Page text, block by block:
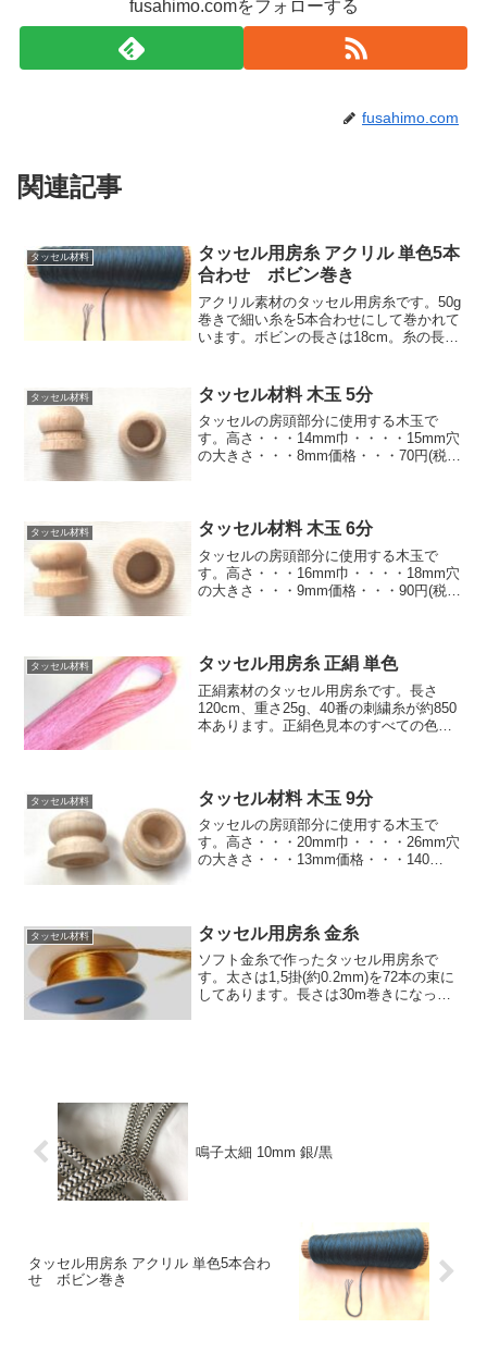
fusahimo.comをフォローする
fusahimo.com
関連記事
タッセル材料
タッセル用房糸 アクリル 単色5本
合わせ ボビン巻き
アクリル素材のタッセル用房糸です。50g
巻きで細い糸を5本合わせにして巻かれて
います。ボビンの長さは18cm。糸の長さ
房紐.comのすべての色(単色)で1巻から...
タッセル材料 タッセル材料 木玉 5分
タッセルの房頭部分に使用する木玉で
す。高さ・・・14mm巾・・・・15mm穴
の大きさ・・・8mm価格・・・70円(税込
タッセル材料 タッセル材料 木玉 6分
タッセルの房頭部分に使用する木玉で
す。高さ・・・16mm巾・・・・18mm穴
の大きさ・・・9mm価格・・・90円(税込
タッセル材料 タッセル用房糸 正絹 単色
正絹素材のタッセル用房糸です。長さ
120cm、重さ25g、40番の刺繍糸が約850
本あります。正絹色見本のすべての色で1
格:1870...
タッセル材料 タッセル材料 木玉 9分
タッセルの房頭部分に使用する木玉で
す。高さ・・・20mm巾・・・・26mm穴
の大きさ・・・13mm価格・・・140
タッセル材料 タッセル用房糸 金糸
ソフト金糸で作ったタッセル用房糸で
す。太さは1,5掛(約0.2mm)を72本の束に
してあります。長さは30m巻きになって
鳴子太細 10mm 銀/黒
タッセル用房糸 アクリル 単色5本合わ
せ ボビン巻き